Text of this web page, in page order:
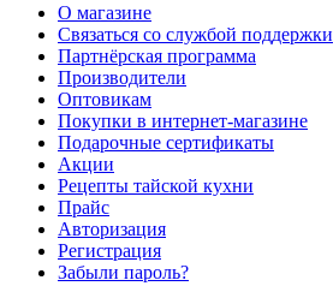
О магазине
Связаться со службой поддержки
Партнёрская программа
Производители
Оптовикам
Покупки в интернет-магазине
Подарочные сертификаты
Акции
Рецепты тайской кухни
Прайс
Авторизация
Регистрация
Забыли пароль?